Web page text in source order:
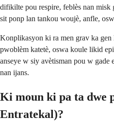
difikilte pou respire, feblès nan misk
sit ponp lan tankou woujè, anfle,
Konplikasyon ki ra men grav ka
pwoblèm katetè, oswa koule likid
anseye w siy avètisman pou w gade
nan ijans.
Ki moun ki pa ta dwe
Entratekal)?